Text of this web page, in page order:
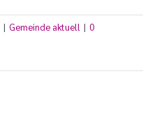
| Gemeinde aktuell | 0